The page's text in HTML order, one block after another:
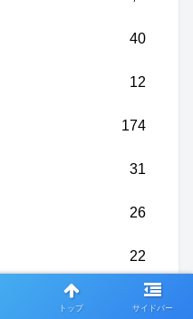
40
12
174
31
26
22
9
トップ サイドバー